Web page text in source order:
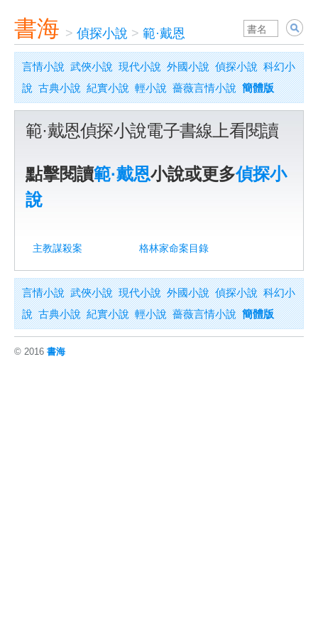
書海 > 偵探小說 > 範·戴恩
言情小說 武俠小說 現代小說 外國小說 偵探小說 科幻小
說 古典小說 紀實小說 輕小說 薔薇言情小說 簡體版
範·戴恩偵探小說電子書線上看閱讀
點擊閱讀範·戴恩小說或更多偵探小
說
主教謀殺案 格林家命案目錄
言情小說 武俠小說 現代小說 外國小說 偵探小說 科幻小
說 古典小說 紀實小說 輕小說 薔薇言情小說 簡體版
© 2016 書海